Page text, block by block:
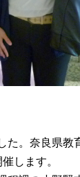
た。奈良県教
します。